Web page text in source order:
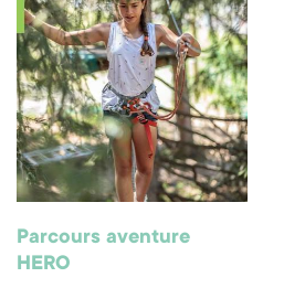
Parcours aventure
HERO